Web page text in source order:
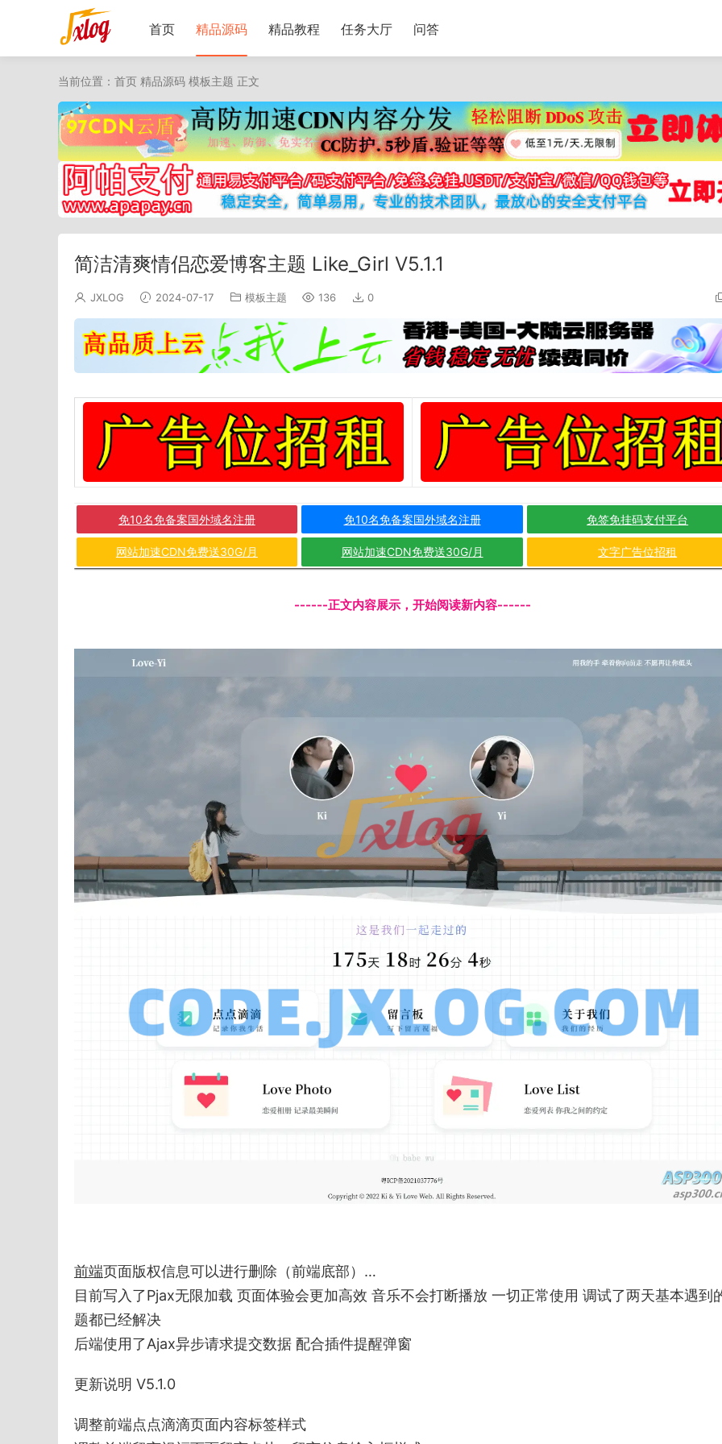
首页 精品源码 精品教程 任务大厅 问答
当前位置： 首页 精品源码 模板主题 正文
简洁清爽情侣恋爱博客主题 Like_Girl V5.1.1
JXLOG 2024-07-17 模板主题 136 0
免10名免备案国外域名注册 免10名免备案国外域名注册 免签免挂码支付平台
网站加速CDN免费送30G/月 网站加速CDN免费送30G/月 文字广告位招租
------正文内容展示，开始阅读新内容------
前端页面版权信息可以进行删除（前端底部）…
目前写入了Pjax无限加载 页面体验会更加高效 音乐不会打断播放 一切正常使用 调试了两天基本遇到
题都已经解决
后端使用了Ajax异步请求提交数据 配合插件提醒弹窗
更新说明 V5.1.0
调整前端点点滴滴页面内容标签样式